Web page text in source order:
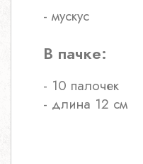
- мускус
В пачке:
- 10 палочек
- длина 12 см